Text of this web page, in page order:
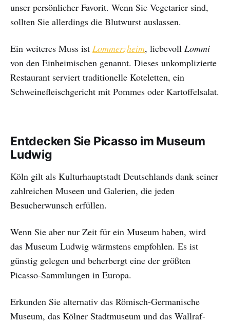
unser persönlicher Favorit. Wenn Sie Vegetarier sind,
sollten Sie allerdings die Blutwurst auslassen.
Ein weiteres Muss ist Lommerzheim, liebevoll Lommi
von den Einheimischen genannt. Dieses unkomplizierte
Restaurant serviert traditionelle Koteletten, ein
Schweinefleischgericht mit Pommes oder Kartoffelsalat.
Entdecken Sie Picasso im Museum
Ludwig
Köln gilt als Kulturhauptstadt Deutschlands dank seiner
zahlreichen Museen und Galerien, die jeden
Besucherwunsch erfüllen.
Wenn Sie aber nur Zeit für ein Museum haben, wird
das Museum Ludwig wärmstens empfohlen. Es ist
günstig gelegen und beherbergt eine der größten
Picasso-Sammlungen in Europa.
Erkunden Sie alternativ das Römisch-Germanische
Museum, das Kölner Stadtmuseum und das Wallraf-